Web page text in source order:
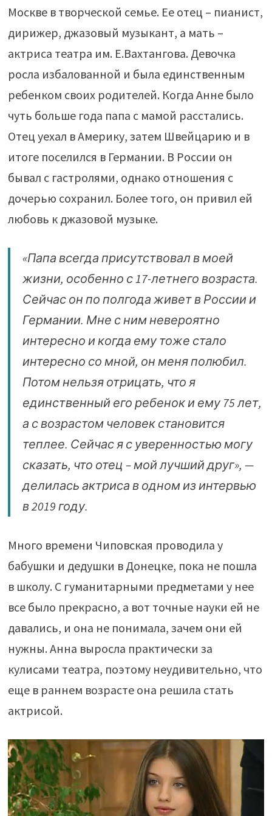
Москве в творческой семье. Ее отец – пианист,
дирижер, джазовый музыкант, а мать –
актриса театра им. Е.Вахтангова. Девочка
росла избалованной и была единственным
ребенком своих родителей. Когда Анне было
чуть больше года папа с мамой расстались.
Отец уехал в Америку, затем Швейцарию и в
итоге поселился в Германии. В России он
бывал с гастролями, однако отношения с
дочерью сохранил. Более того, он привил ей
любовь к джазовой музыке.
«Папа всегда присутствовал в моей
жизни, особенно с 17-летнего возраста.
Сейчас он по полгода живет в России и
Германии. Мне с ним невероятно
интересно и когда ему тоже стало
интересно со мной, он меня полюбил.
Потом нельзя отрицать, что я
единственный его ребенок и ему 75 лет,
а с возрастом человек становится
теплее. Сейчас я с уверенностью могу
сказать, что отец – мой лучший друг», —
делилась актриса в одном из интервью
в 2019 году.
Много времени Чиповская проводила у
бабушки и дедушки в Донецке, пока не пошла
в школу. С гуманитарными предметами у нее
все было прекрасно, а вот точные науки ей не
давались, и она не понимала, зачем они ей
нужны. Анна выросла практически за
кулисами театра, поэтому неудивительно, что
еще в раннем возрасте она решила стать
актрисой.